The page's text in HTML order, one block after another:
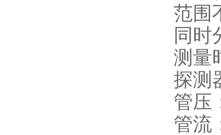
范围
同时
测量
探测
管压
管流